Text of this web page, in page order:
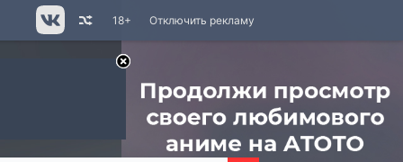
Отключить рекламу
18+